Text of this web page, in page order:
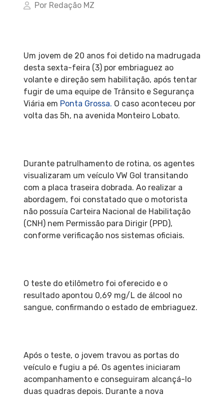
Por Redação MZ
Um jovem de 20 anos foi detido na madrugada
desta sexta-feira (3) por embriaguez ao
volante e direção sem habilitação, após tentar
fugir de uma equipe de Trânsito e Segurança
Viária em Ponta Grossa. O caso aconteceu por
volta das 5h, na avenida Monteiro Lobato.
Durante patrulhamento de rotina, os agentes
visualizaram um veículo VW Gol transitando
com a placa traseira dobrada. Ao realizar a
abordagem, foi constatado que o motorista
não possuía Carteira Nacional de Habilitação
(CNH) nem Permissão para Dirigir (PPD),
conforme verificação nos sistemas oficiais.
O teste do etilômetro foi oferecido e o
resultado apontou 0,69 mg/L de álcool no
sangue, confirmando o estado de embriaguez.
Após o teste, o jovem travou as portas do
veículo e fugiu a pé. Os agentes iniciaram
acompanhamento e conseguiram alcançá-lo
duas quadras depois. Durante a nova